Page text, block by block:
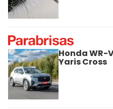
Honda WR-
Yaris Cross